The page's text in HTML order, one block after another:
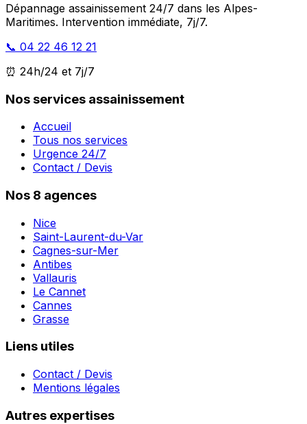
Dépannage assainissement 24/7 dans les Alpes-
Maritimes. Intervention immédiate, 7j/7.
📞 04 22 46 12 21
⏰ 24h/24 et 7j/7
Nos services assainissement
Accueil
Tous nos services
Urgence 24/7
Contact / Devis
Nos 8 agences
Nice
Saint-Laurent-du-Var
Cagnes-sur-Mer
Antibes
Vallauris
Le Cannet
Cannes
Grasse
Liens utiles
Contact / Devis
Mentions légales
Autres expertises